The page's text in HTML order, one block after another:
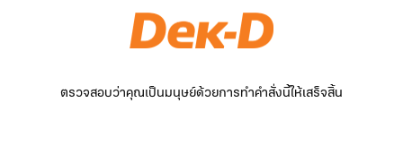
ตรวจสอบว่าคุณเป็นมนุษย์ด้วยการทำคำสั่งนี้ให้เสร็จสิ้น